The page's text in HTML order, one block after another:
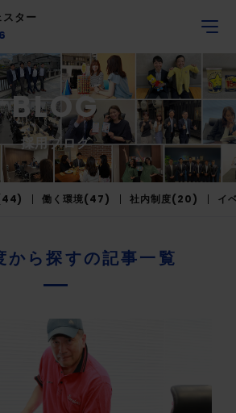
ター
BLOG
採用ブログ
働く環境(47) 社内制度(20) イ
から探すの記事一覧